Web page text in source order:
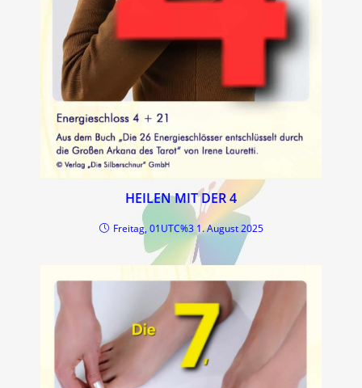
HEILEN MIT DER 4
Freitag, 01UTC%3 1. August 2025